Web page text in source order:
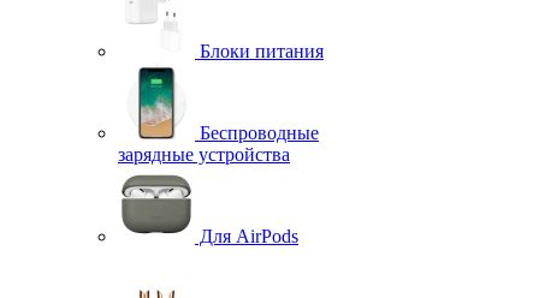
Блоки питания
Беспроводные
зарядные устройства
Для AirPods